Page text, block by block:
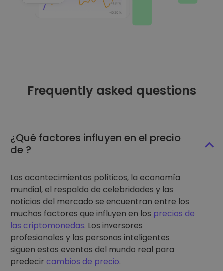
Frequently asked questions
¿Qué factores influyen en el precio
de ?
Los acontecimientos políticos, la economía
mundial, el respaldo de celebridades y las
noticias del mercado se encuentran entre los
muchos factores que influyen en los precios de
las criptomonedas. Los inversores
profesionales y las personas inteligentes
siguen estos eventos del mundo real para
predecir cambios de precio.